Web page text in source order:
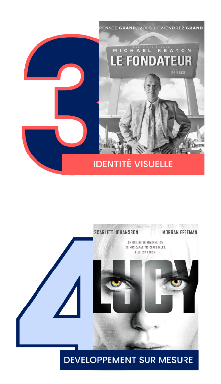
Devenir aussi incontournable que MacDo, ça
vous tente ? De votre logo à votre charte
graphique, ne laissez personne indifférent !
Comme Lucy et avec nos développeurs
web, soyez à 100% de vos capacités pour
vos outils numériques.